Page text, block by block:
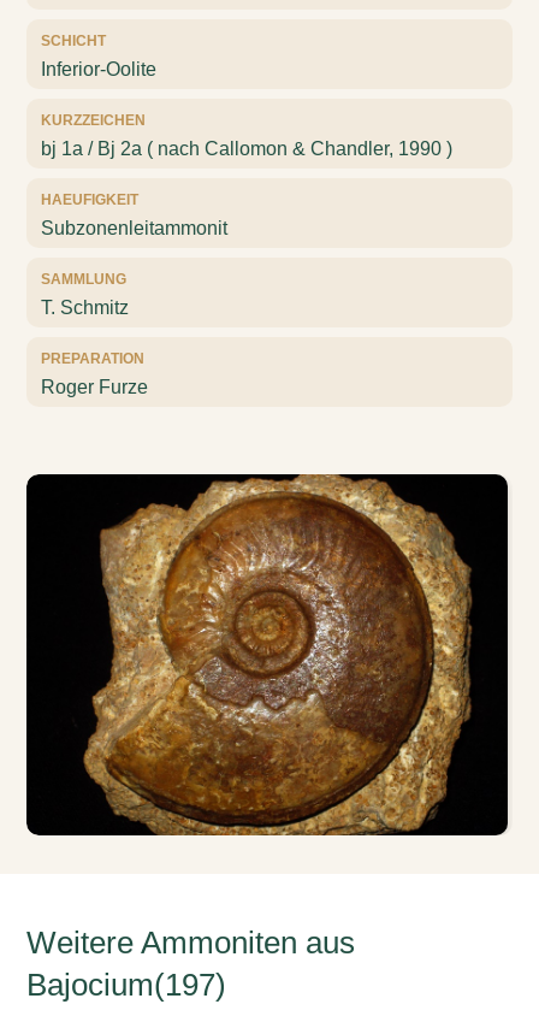
SCHICHT
Inferior-Oolite
KURZZEICHEN
bj 1a / Bj 2a ( nach Callomon & Chandler, 1990 )
HAEUFIGKEIT
Subzonenleitammonit
SAMMLUNG
T. Schmitz
PREPARATION
Roger Furze
Weitere Ammoniten aus
Bajocium(197)